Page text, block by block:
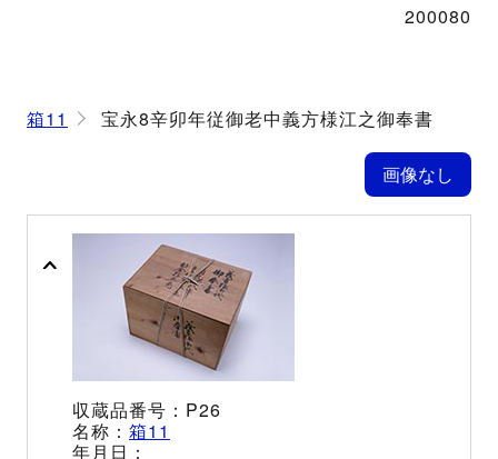
200080
箱11 宝永8辛卯年従御老中義方様江之御奉書
P26
箱11